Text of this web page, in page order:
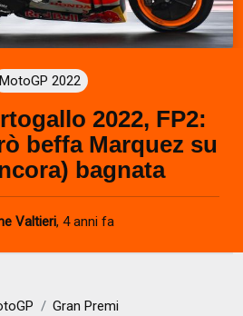
MotoGP 2022
2022, FP2:
beffa Marquez su
bagnata
Valtieri, 4 anni fa
Gran Premi